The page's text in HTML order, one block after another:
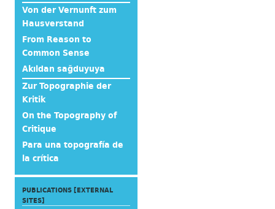
Von der Vernunft zum
Hausverstand
From Reason to
Common Sense
Akıldan sağduyuya
Zur Topographie der
Kritik
On the Topography of
Critique
Para una topografía de
la crítica
PUBLICATIONS [EXTERNAL
SITES]